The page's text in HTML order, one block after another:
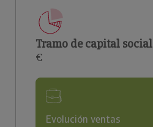
Tramo de capital social
€
Evolución ventas